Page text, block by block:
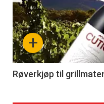
akkurat
nå
-
4
+
Røverkjøp til